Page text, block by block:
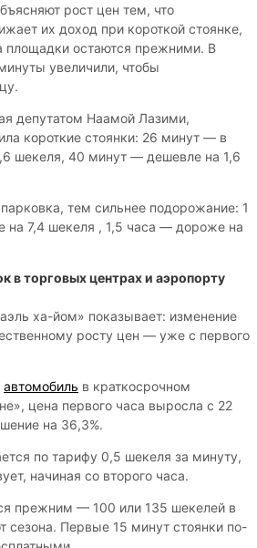
рост цен тем, что
их доход при короткой стоянке,
площадки остаются прежними. В
увеличили, чтобы
депутатом Наамой Лазими,
короткие стоянки: 26 минут — в
шекеля, 40 минут — дешевле на 1,6
тем сильнее подорожание: 1
на 7,4 шекеля , 1,5 часа — дороже на
в торговых центрах и аэропорту
ха-йом» показывает: изменение
росту цен — уже с первого
автомобиль в краткосрочном
цена первого часа выросла с 22
на 36,3%.
по тарифу 0,5 шекеля за минуту,
начиная со второго часа.
прежним — 100 или 135 шекелей в
сезона. Первые 15 минут стоянки по-